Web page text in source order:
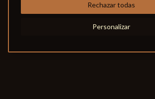
Curso de analítica web con
Gestión de cuotas y
Personalizar
Rechazar todas